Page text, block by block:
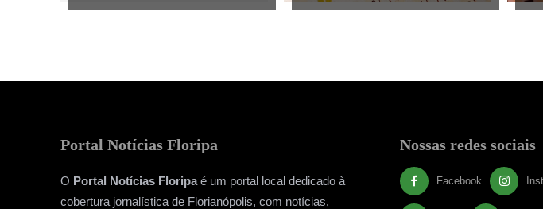
Portal Notícias Floripa
O Portal Notícias Floripaé um portal local dedicado à
cobertura jornalística de Florianópolis, com notícias,
Nossas redes sociais
Facebook